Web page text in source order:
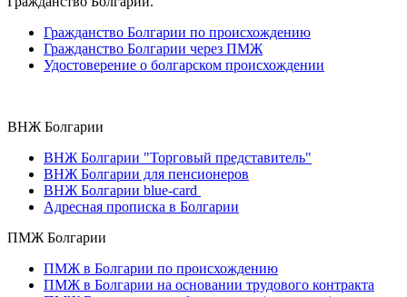
Гражданство Болгарии по происхождению
Гражданство Болгарии через ПМЖ
Удостоверение о болгарском происхождении
ВНЖ Болгарии
ВНЖ Болгарии "Торговый представитель"
ВНЖ Болгарии для пенсионеров
ВНЖ Болгарии blue-card
Адресная прописка в Болгарии
ПМЖ Болгарии
ПМЖ в Болгарии по происхождению
ПМЖ в Болгарии на основании трудового контракта